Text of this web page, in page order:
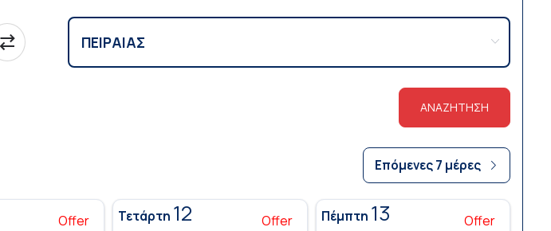
ΑΝΑΖΗΤΗΣΗ
Επόμενες 7 μέρες
Offer Offer
Τετάρτη 12 Offer
Πέμπτη 13